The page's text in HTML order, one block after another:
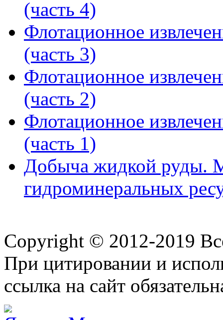
(часть 4)
Флотационное
(часть 3)
Флотационное
(часть 2)
Флотационное
(часть 1)
Добыча жидкой руды.
гидроминеральных
Copyright © 2012-2019
При цитировании и
ссылка на сайт